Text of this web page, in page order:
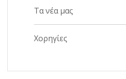
Τα νέα μας
Χορηγίες